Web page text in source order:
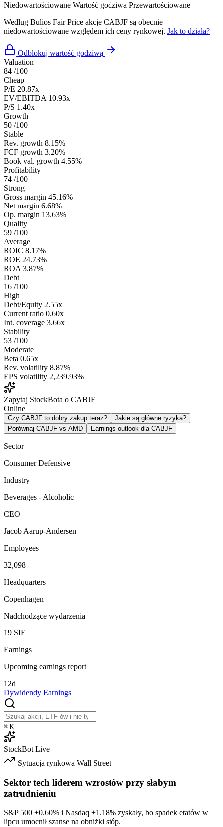
Niedowartościowane Wartość godziwa Przewartościowane
Według Bulios Fair Price akcje CABJF są obecnie
niedowartościowane względem ich ceny rynkowej. Jak to działa?
Odblokuj wartość godziwą
Valuation
84 /100
Cheap
P/E 20.87x
EV/EBITDA 10.93x
P/S 1.40x
Growth
50 /100
Stable
Rev. growth 8.15%
FCF growth 3.20%
Book val. growth 4.55%
Profitability
74 /100
Strong
Gross margin 45.16%
Net margin 6.68%
Op. margin 13.63%
Quality
59 /100
Average
ROIC 8.17%
ROE 24.73%
ROA 3.87%
Debt
16 /100
High
Debt/Equity 2.55x
Current ratio 0.60x
Int. coverage 3.66x
Stability
53 /100
Moderate
Beta 0.65x
Rev. volatility 8.87%
EPS volatility 2,239.93%
Zapytaj StockBota o CABJF
Online
Czy CABJF to dobry zakup teraz?
Jakie są główne ryzyka?
Porównaj CABJF vs AMD
Earnings outlook dla CABJF
Sector
Consumer Defensive
Industry
Beverages - Alcoholic
CEO
Jacob Aarup-Andersen
Employees
32,098
Headquarters
Copenhagen
Nadchodzące wydarzenia
19 SIE
Earnings
Upcoming earnings report
12d
Dywidendy Earnings
⌘ K
StockBot Live
Sytuacja rynkowa Wall Street
Sektor tech liderem wzrostów przy słabym
zatrudnieniu
S&P 500 +0.60% i Nasdaq +1.18% zyskały, bo spadek etatów w
lipcu umocnił szanse na obniżki stóp.